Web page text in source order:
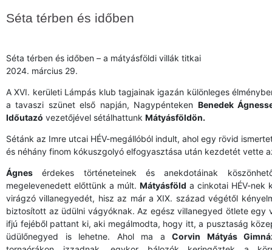
Séta térben és időben
Séta térben és időben – a mátyásföldi villák titkai
2024. március 29.
A XVI. kerületi Lámpás klub tagjainak igazán különleges
a tavaszi szünet első napján, Nagypénteken Benedek
Időutazó vezetőjével sétálhattunk Mátyásföldön.
Sétánk az Imre utcai HÉV-megállóból indult, ahol egy rövid
és néhány finom kókuszgolyó elfogyasztása után kezdetét vette
Ágnes érdekes történeteinek és anekdotáinak
megelevenedett előttünk a múlt. Mátyásföld a cinkotai HÉV-nek
virágzó villanegyedét, hisz az már a XIX. század végétől
biztosított az üdülni vágyóknak. Az egész villanegyed ötlete egy
ifjú fejéből pattant ki, aki megálmodta, hogy itt, a pusztaság
üdülőnegyed is lehetne. Ahol ma a Corvin Mátyás